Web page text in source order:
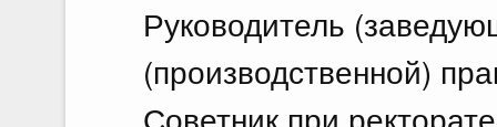
Руководитель
(производственной)
Советник при ректорате